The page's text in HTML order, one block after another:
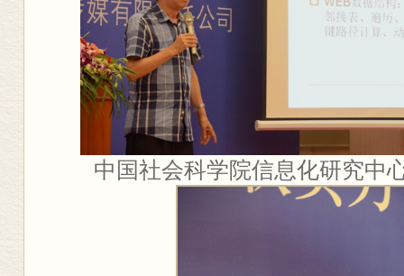
中国社会科学院信息化研究中